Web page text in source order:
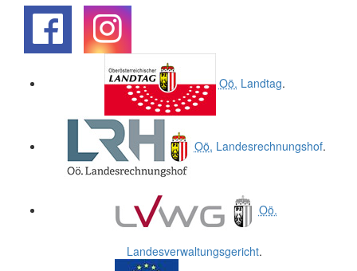
Oö. Landtag.
Oö. Landesrechnungshof.
Oö.
Landesverwaltungsgericht.